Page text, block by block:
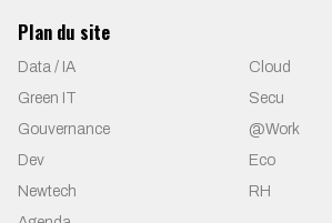
Plan du site
Data / IA
Cloud
Green IT
Secu
Gouvernance
@Work
Dev
Eco
Newtech
RH